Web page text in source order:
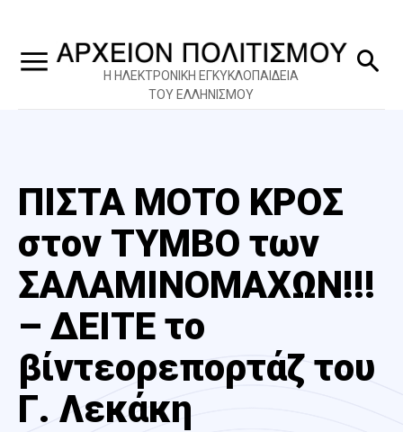
Η ΗΛΕΚΤΡΟΝΙΚΗ ΕΓΚΥΚΛΟΠΑΙΔΕΙΑ
ΤΟΥ ΕΛΛΗΝΙΣΜΟΥ
ΠΙΣΤΑ ΜΟΤΟ ΚΡΟΣ
στον ΤΥΜΒΟ των
ΣΑΛΑΜΙΝΟΜΑΧΩΝ!!!
– ΔΕΙΤΕ το
βίντεορεπορτάζ του
Γ. Λεκάκη